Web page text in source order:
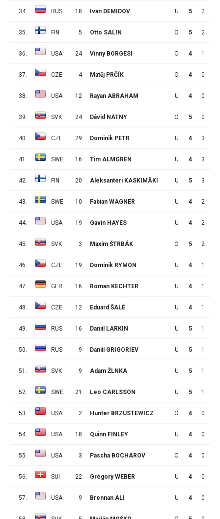
34. RUS 18 Ivan DEMIDOV U 5 2
35. FIN 5 Otto SALIN O 5 2
36. USA 24 Vinny BORGESI O 4 1
37. CZE 4 Matěj PRČÍK O 4 0
38. USA 12 Rayan ABRAHAM U 4 0
39. SVK 24 Dávid NÁTNY O 5 0
40. CZE 29 Dominik PETR U 4 3
41. SWE 16 Tim ALMGREN U 4 3
42. FIN 20 Aleksanteri KASKIMÄKI U 5 3
43. SWE 10 Fabian WAGNER U 4 2
44. USA 19 Gavin HAYES U 4 2
45. SVK 3 Maxim ŠTRBÁK O 5 2
46. CZE 19 Dominik RYMON U 4 1
47. GER 16 Roman KECHTER U 4 1
48. CZE 12 Eduard ŠALÉ U 4 1
49. RUS 16 Daniil LARKIN U 5 1
50. RUS 9 Daniil GRIGORIEV U 5 1
51. SVK 9 Adam ŽLNKA U 5 1
52. SWE 21 Leo CARLSSON U 5 1
53. USA 2 Hunter BRZUSTEWICZ O 4 0
54. USA 18 Quinn FINLEY U 4 0
55. USA 3 Pascha BOCHAROV O 4 0
56. SUI 22 Grégory WEBER U 4 0
57. USA 9 Brennan ALI U 4 0